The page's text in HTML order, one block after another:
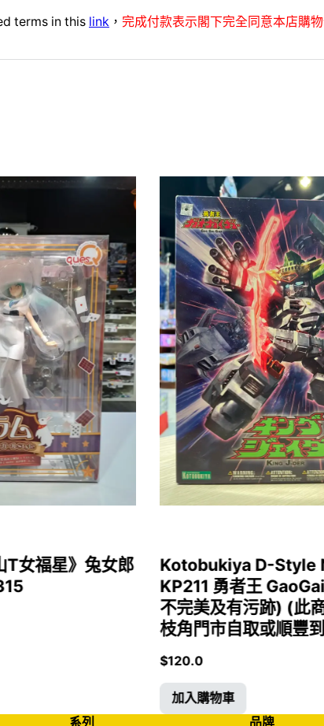
terms in this link ， 完成付款表示閣下完全同意本店購
女福星》兔女郎
Kotobukiya D-Style
KP211 勇者王
不完美及有污跡) (此
枝角門市自取或順豐
$120.0
加入購物車
系列 品牌